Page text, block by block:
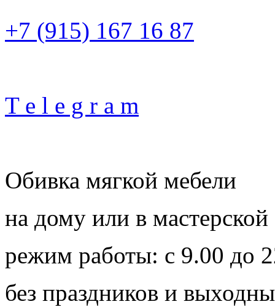
+7 (915) 167 16 87
T e l e g r a m
Обивка мягкой мебели
на дому или в мастерской
режим работы: с 9.00 до
без праздников и